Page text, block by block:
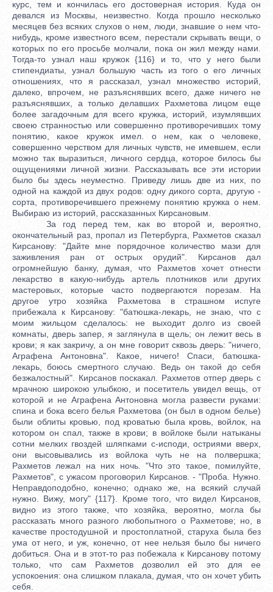
курс, тем и кончилась его достоверная история. Куда он
девался из Москвы, неизвестно. Когда прошло несколько
месяцев без всяких слухов о нем, люди, знавшие о нем что-
нибудь, кроме известного всем, перестали скрывать вещи, о
которых по его просьбе молчали, пока он жил между нами.
Тогда-то узнал наш кружок {116} и то, что у него были
стипендиаты, узнал большую часть из того о его личных
отношениях, что я рассказал, узнал множество историй,
далеко, впрочем, не разъяснявших всего, даже ничего не
разъяснявших, а только делавших Рахметова лицом еще
более загадочным для всего кружка, историй, изумлявших
своею странностью или совершенно противоречивших тому
понятию, какое кружок имел. о нем, как о человеке,
совершенно черством для личных чувств, не имевшем, если
можно так выразиться, личного сердца, которое билось бы
ощущениями личной жизни. Рассказывать все эти истории
было бы здесь неуместно. Приведу лишь две из них, по
одной на каждой из двух родов: одну дикого сорта, другую -
сорта, противоречившего прежнему понятию кружка о нем.
Выбираю из историй, рассказанных Кирсановым.
За год перед тем, как во второй и, вероятно,
окончательный раз, пропал из Петербурга, Рахметов сказал
Кирсанову: "Дайте мне порядочное количество мази для
заживления ран от острых орудий". Кирсанов дал
огромнейшую банку, думая, что Рахметов хочет отнести
лекарство в какую-нибудь артель плотников или других
мастеровых, которые часто подвергаются порезам. На
другое утро хозяйка Рахметова в страшном испуге
прибежала к Кирсанову: "батюшка-лекарь, не знаю, что с
моим жильцом сделалось: не выходит долго из своей
комнаты, дверь запер, я заглянула в щель; он лежит весь в
крови; я как закричу, а он мне говорит сквозь дверь: "ничего,
Аграфена Антоновна". Какое, ничего! Спаси, батюшка-
лекарь, боюсь смертного случаю. Ведь он такой до себя
безжалостный". Кирсанов поскакал. Рахметов отпер дверь с
мрачною широкою улыбкою, и посетитель увидел вещь, от
которой и не Аграфена Антоновна могла развести руками:
спина и бока всего белья Рахметова (он был в одном белье)
были облиты кровью, под кроватью была кровь, войлок, на
котором он спал, также в крови; в войлоке были натыканы
сотни мелких гвоздей шляпками с-исподи, остриями вверх,
они высовывались из войлока чуть не на полвершка;
Рахметов лежал на них ночь. "Что это такое, помилуйте,
Рахметов", с ужасом проговорил Кирсанов. - "Проба. Нужно.
Неправдоподобно, конечно; однако же, на всякий случай
нужно. Вижу, могу" {117}. Кроме того, что видел Кирсанов,
видно из этого также, что хозяйка, вероятно, могла бы
рассказать много разного любопытного о Рахметове; но, в
качестве простодушной и простоплатной, старуха была без
ума от него, и уж, конечно, от нее нельзя было бы ничего
добиться. Она и в этот-то раз побежала к Кирсанову потому
только, что сам Рахметов дозволил ей это для ее
успокоения: она слишком плакала, думая, что он хочет убить
себя.